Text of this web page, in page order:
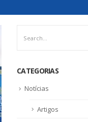
CATEGORIAS
Notícias
Artigos